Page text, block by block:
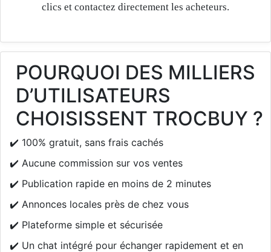
clics et contactez directement les acheteurs.
POURQUOI DES MILLIERS
D’UTILISATEURS
CHOISISSENT TROCBUY ?
✔️ 100% gratuit, sans frais cachés
✔️ Aucune commission sur vos ventes
✔️ Publication rapide en moins de 2 minutes
✔️ Annonces locales près de chez vous
✔️ Plateforme simple et sécurisée
✔️ Un chat intégré pour échanger rapidement et en